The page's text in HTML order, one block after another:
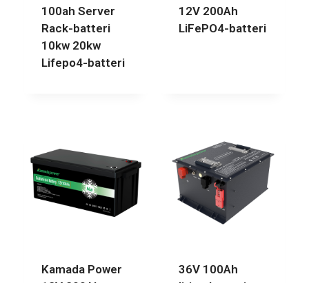
100ah Server
Rack-batteri
10kw 20kw
Lifepo4-batteri
12V 200Ah
LiFePO4-batteri
Kamada Power
36V 100Ah